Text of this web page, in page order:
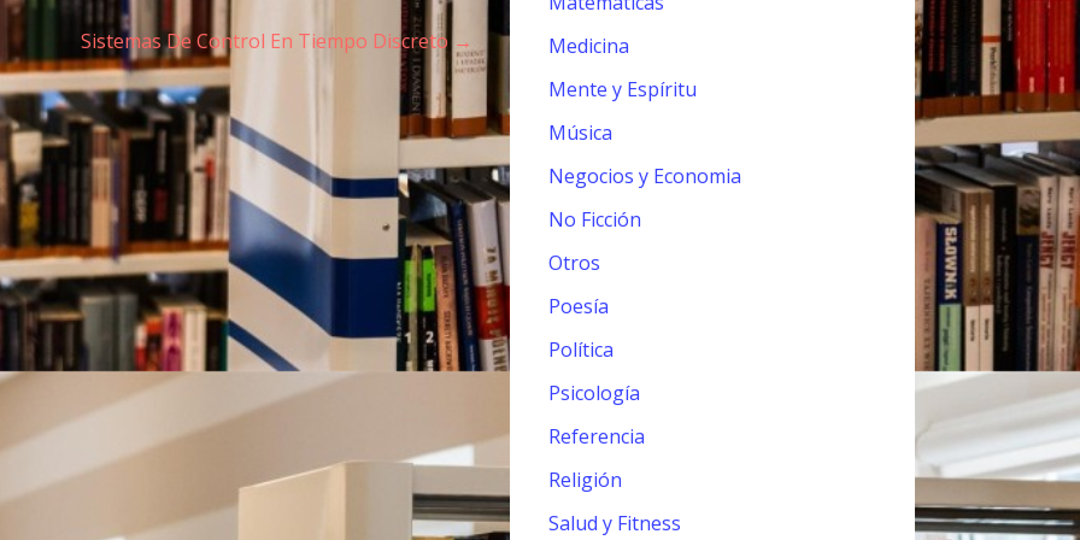
Sistemas De Control En Tiempo Discreto →
Medicina
Mente y Espíritu
Música
Negocios y Economia
No Ficción
Otros
Poesía
Política
Psicología
Referencia
Religión
Salud y Fitness